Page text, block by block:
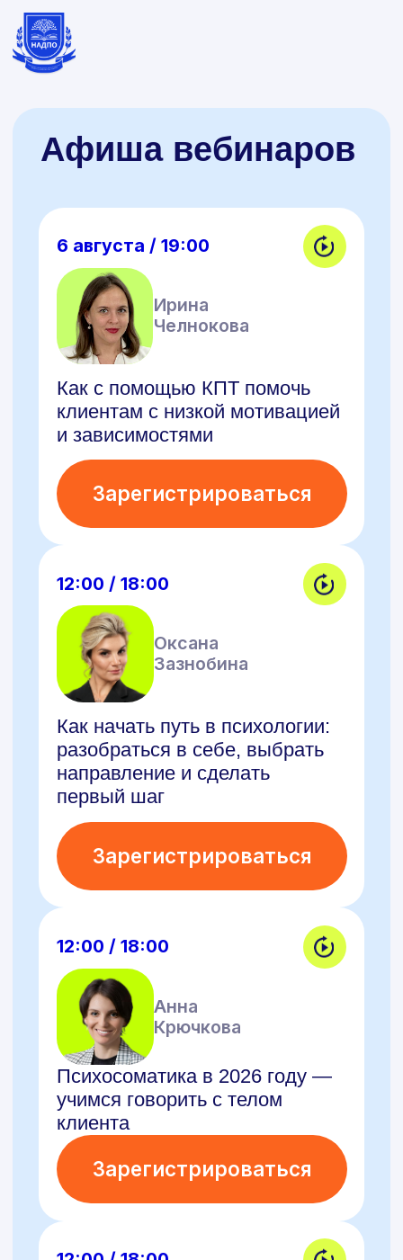
Как с помощью КПТ помочь
клиентам с низкой мотивацией
и зависимостями
Зарегистрироваться
12:00 / 18:00
Оксана
Как начать путь в психологии:
разобраться в себе, выбрать
направление и сделать
Зарегистрироваться
12:00 / 18:00
Анна
Крючкова
Психосоматика в 2026 году —
учимся говорить с телом
клиента
Зарегистрироваться
12:00 / 18:00
Мария
Зотова
Как получить диплом
психолога за год и выйти
на оплачиваемую практику
с первыми клиентами
Зарегистрироваться
12:00 / 18:00
Елена
Афиша вебинаров